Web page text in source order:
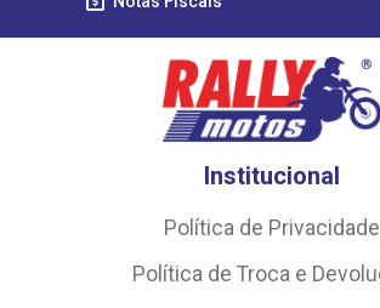
Institucional
Política de Privacidade
Política de Troca e